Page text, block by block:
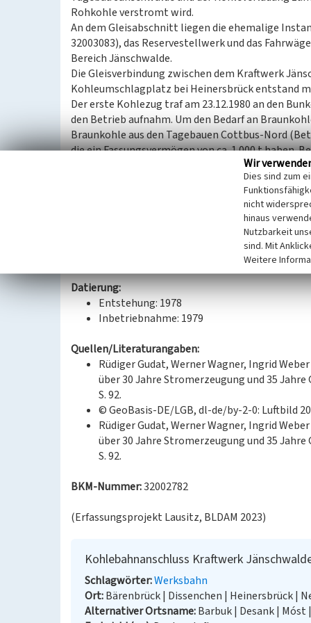
Rohkohle verstromt wird.
An dem Gleisabschnitt liegen die ehemalige
32003083), das Reservestellwerk und das
Bereich Jänschwalde.
Die Gleisverbindung zwischen dem Kraftwerk
Kohleumschlagplatz bei Heinersbrück entstand
Der erste Kohlezug traf am 23.12.1980 an den
den Betrieb aufnahm. Um den Bedarf an
Braunkohle aus den Tagebauen Cottbus-Nord
die ein Fassungsvermögen von ca. 1.000 t haben.
Kraftwerksblöcken beträgt der Braunkohlebedarf
Die Braunkohle wird, wenn nötig, in den
in einen der drei Grabenbunker entladen wird.
parallel laufende Förderbandanlagen , die auf
Datierung:
Entstehung: 1978
Inbetriebnahme: 1979
Quellen/Literaturangaben:
Rüdiger Gudat, Werner Wagner, Ingrid
über 30 Jahre Stromerzeugung und 35
S. 92.
© GeoBasis-DE/LGB, dl-de/by-2-0: Luftbild
Rüdiger Gudat, Werner Wagner, Ingrid
über 30 Jahre Stromerzeugung und 35
S. 92.
BKM-Nummer:32002782
(Erfassungsprojekt Lausitz, BLDAM 2023)
Kohlebahnanschluss Kraftwerk
Schlagwörter Werksbahn
Ort Bärenbrück | Dissenchen | Heinersbrück |
Alternativer Ortsname Barbuk | Desank | Móst
Wir
Dies sind zum
nicht
hinaus
Nutzbarkeit
sind. Mit
Weitere